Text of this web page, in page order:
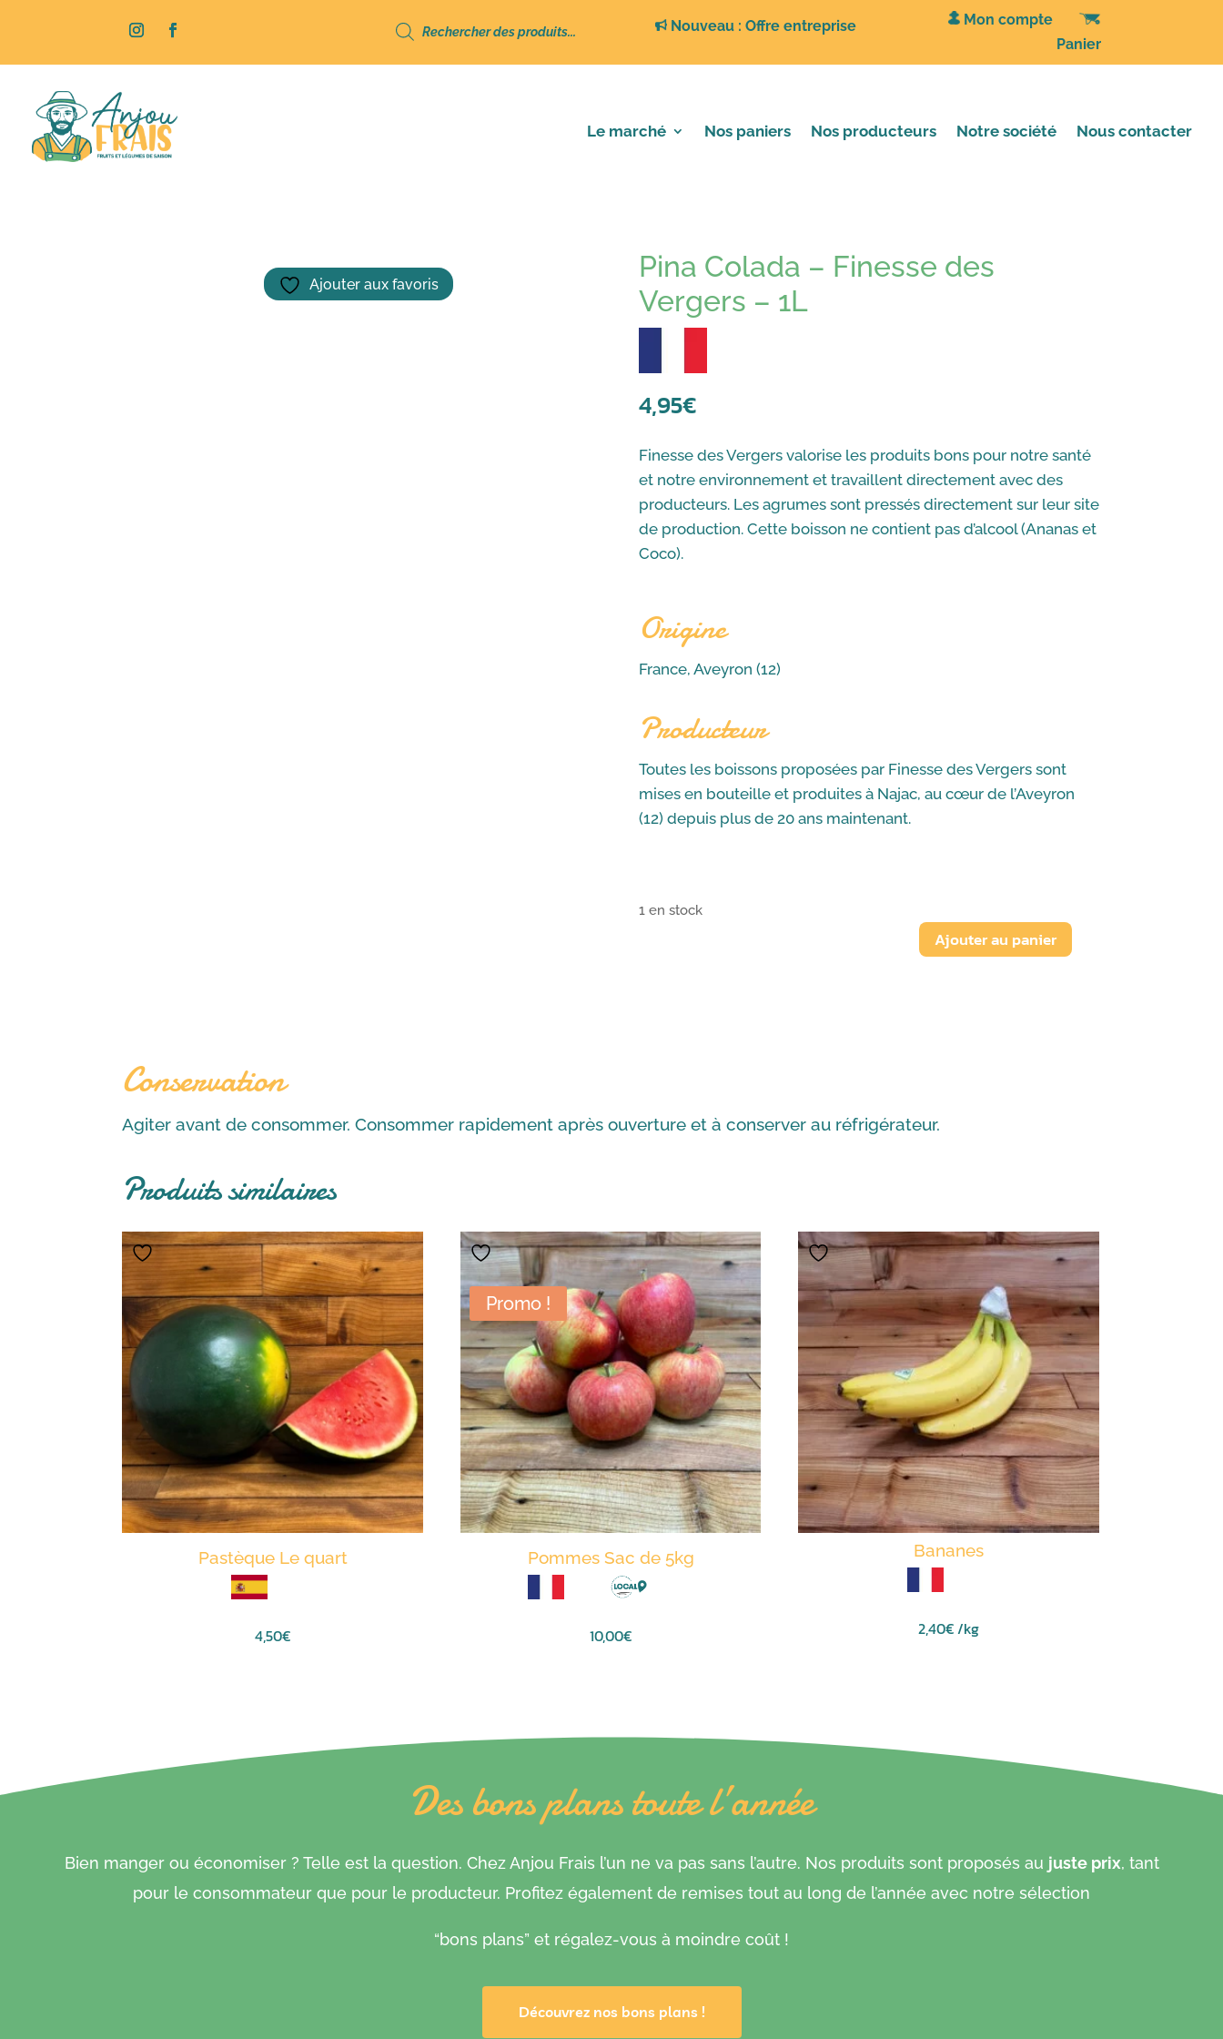
produits
Nouveau : Offre entreprise
Mon compte
Panier
Le marché Nos paniers Nos producteurs Notre société Nous contacter
Ajouter aux favoris
Pina Colada – Finesse des
Vergers – 1L
4,95€
Finesse des Vergers valorise les produits bons pour notre santé
et notre environnement et travaillent directement avec des
producteurs. Les agrumes sont pressés directement sur leur site
de production. Cette boisson ne contient pas d’alcool (Ananas et
Coco).
Origine
France, Aveyron (12)
Producteur
Toutes les boissons proposées par Finesse des Vergers sont
mises en bouteille et produites à Najac, au cœur de l’Aveyron
(12) depuis plus de 20 ans maintenant.
1 en stock
Vergers
Ajouter au panier
Conservation
Agiter avant de consommer. Consommer rapidement après ouverture et à conserver au réfrigérateur.
Produits similaires
Pastèque Le quart
4,50€
Promo !
Pommes Sac de 5kg
10,00€
options
choisies
sur
page
produit
Bananes
2,40€/kg
Des bons plans toute l’année
Bien manger ou économiser ? Telle est la question. Chez Anjou Frais l’un ne va pas sans l’autre. Nos produits sont proposés au juste prix, tant
pour le consommateur que pour le producteur. Profitez également de remises tout au long de l’année avec notre sélection
“bons plans” et régalez-vous à moindre coût !
Découvrez nos bons plans !